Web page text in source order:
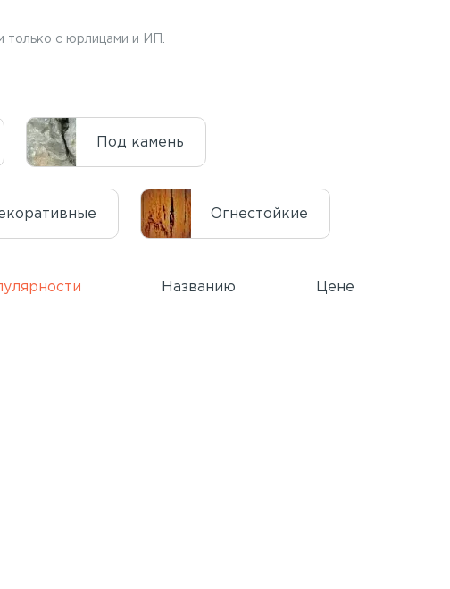
только с юрлицами и ИП.
Под камень
Огнестойкие
Названию Цене